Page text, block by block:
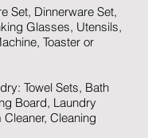
Set, Dinnerware Set,
Glasses, Utensils,
Toaster or
Towel Sets, Bath
Board, Laundry
Cleaning